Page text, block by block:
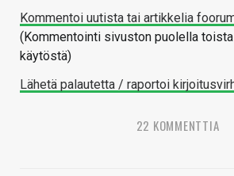
Kommentoi uutista tai artikkelia
(Kommentointi sivuston puolella
käytöstä)
Lähetä palautetta / raportoi
22 KOMMENTTIA